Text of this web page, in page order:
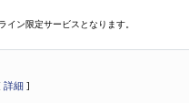
イン限定サービスとなります。
詳細 ]